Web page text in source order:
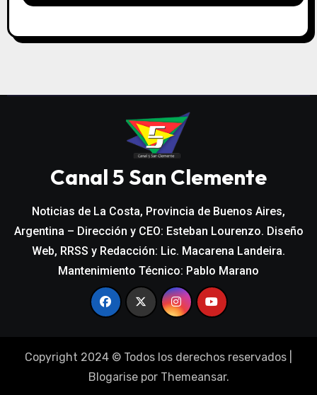
Canal 5 San Clemente
Noticias de La Costa, Provincia de Buenos Aires,
Argentina – Dirección y CEO: Esteban Lourenzo. Diseño
Web, RRSS y Redacción: Lic. Macarena Landeira.
Mantenimiento Técnico: Pablo Marano
Copyright 2024 © Todos los derechos reservados
Blogarisepor Themeansar.